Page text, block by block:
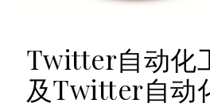
Twitter自动化
及Twitter自动